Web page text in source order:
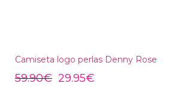
Camiseta logo perlas Denny Rose
59.90€ 29.95€